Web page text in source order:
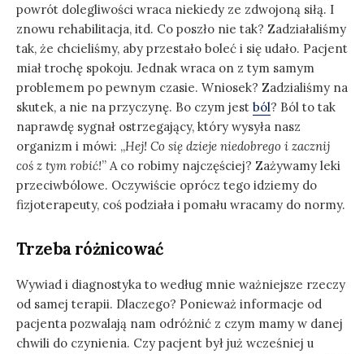
powrót dolegliwości wraca niekiedy ze zdwojoną siłą. I
znowu rehabilitacja, itd. Co poszło nie tak? Zadziałaliśmy
tak, że chcieliśmy, aby przestało boleć i się udało. Pacjent
miał trochę spokoju. Jednak wraca on z tym samym
problemem po pewnym czasie. Wniosek? Zadzialiśmy na
skutek, a nie na przyczynę. Bo czym jest ból? Ból to tak
naprawdę sygnał ostrzegający, który wysyła nasz
organizm i mówi: „Hej! Co się dzieje niedobrego i zacznij
coś z tym robić!” A co robimy najczęściej? Zażywamy leki
przeciwbólowe. Oczywiście oprócz tego idziemy do
fizjoterapeuty, coś podziała i pomału wracamy do normy.
Trzeba różnicować
Wywiad i diagnostyka to według mnie ważniejsze rzeczy
od samej terapii. Dlaczego? Ponieważ informacje od
pacjenta pozwalają nam odróżnić z czym mamy w danej
chwili do czynienia. Czy pacjent był już wcześniej u